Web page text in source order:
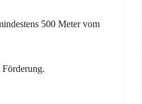
500 Meter vom